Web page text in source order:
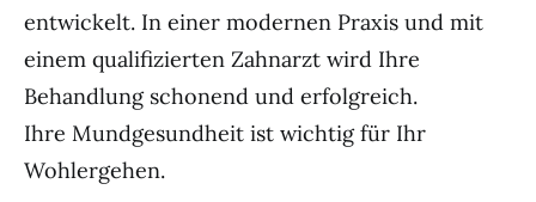
entwickelt. In einer modernen Praxis und mit
einem qualifizierten Zahnarzt wird Ihre
Behandlung schonend und erfolgreich.
Ihre Mundgesundheit ist wichtig für Ihr
Wohlergehen.